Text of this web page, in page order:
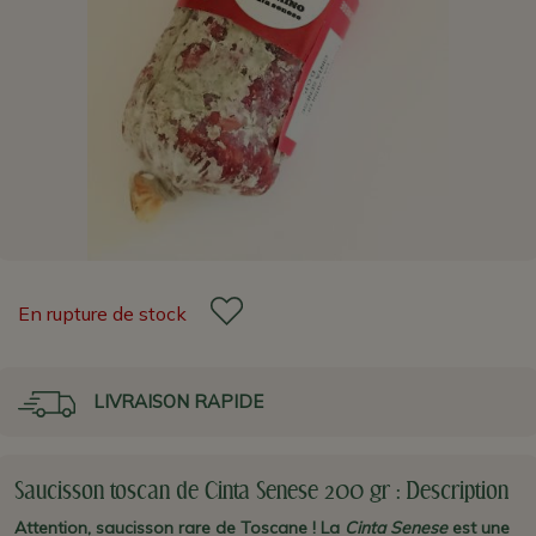
En rupture de stock
LIVRAISON RAPIDE
Saucisson toscan de Cinta Senese 200 gr : Description
Attention, saucisson rare de Toscane ! La Cinta Seneseest une